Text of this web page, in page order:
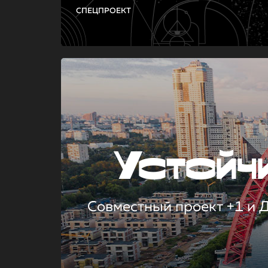
СПЕЦПРОЕКТ
Совместный проект +1 и